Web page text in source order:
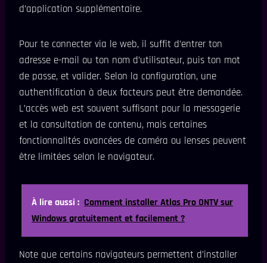
d’application supplémentaire.
Pour te connecter via le web, il suffit d’entrer ton
adresse e-mail ou ton nom d’utilisateur, puis ton mot
de passe, et valider. Selon la configuration, une
authentification à deux facteurs peut être demandée.
L’accès web est souvent suffisant pour la messagerie
et la consultation de contenu, mais certaines
fonctionnalités avancées de caméra ou lenses peuvent
être limitées selon le navigateur.
À lire aussi : Comment installer Atlas Pro ONTV sur
Windows gratuitement et facilement ?
Note que certains navigateurs permettent d’installer